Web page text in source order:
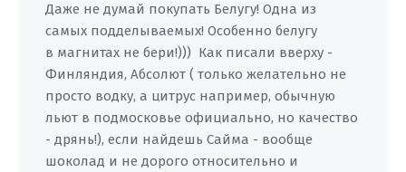
Даже не думай покупать Белугу! Одна из
самых подделываемых! Особенно белугу
в магнитах не бери!))) Как писали вверху -
Финляндия, Абсолют ( только желательно не
просто водку, а цитрус например, обычную
льют в подмосковье официально, но качество
- дрянь!), если найдешь Сайма - вообще
шоколад и не дорого относительно и